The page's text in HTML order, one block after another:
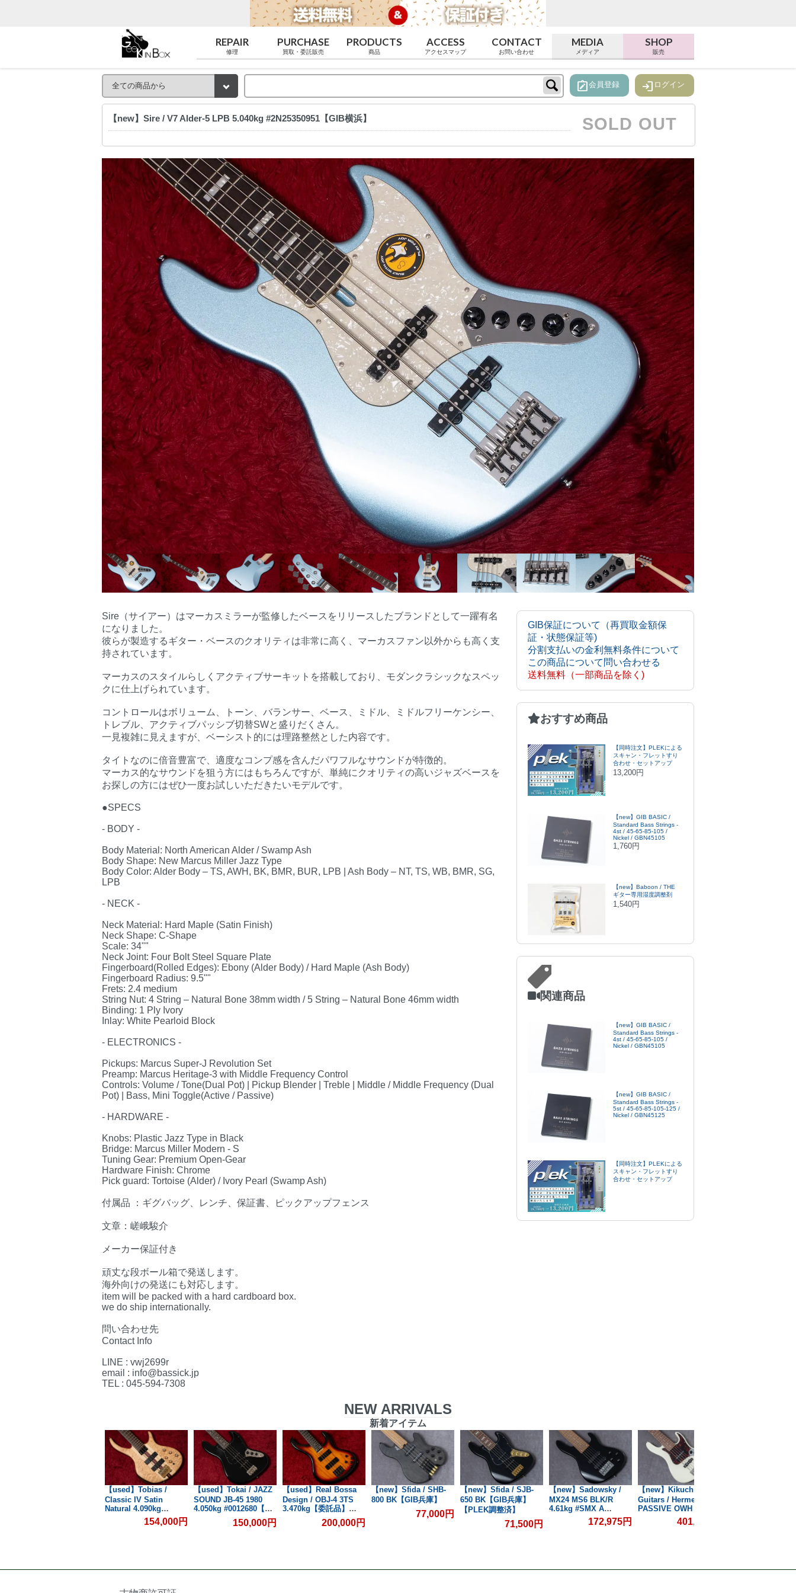
REPAIR
修理
PURCHASE
買取・委託販売
PRODUCTS
商品
ACCESS
アクセスマップ
CONTACT
お問い合わせ
MEDIA
メディア
SHOP
販売
note_alt会員登録 login ログイン
【new】Sire / V7 Alder-5 LPB 5.040kg #2N25350951【GIB横浜】 SOLD OUT
Sire（サイアー）はマーカスミラーが監修したベースをリリースしたブランドとして一躍有名
になりました。
彼らが製造するギター・ベースのクオリティは非常に高く、マーカスファン以外からも高く支
持されています。
マーカスのスタイルらしくアクティブサーキットを搭載しており、モダンクラシックなスペッ
クに仕上げられています。
コントロールはボリューム、トーン、バランサー、ベース、ミドル、ミドルフリーケンシー、
トレブル、アクティブパッシブ切替SWと盛りだくさん。
一見複雑に見えますが、ベーシスト的には理路整然とした内容です。
タイトなのに倍音豊富で、適度なコンプ感を含んだパワフルなサウンドが特徴的。
マーカス的なサウンドを狙う方にはもちろんですが、単純にクオリティの高いジャズベースを
お探しの方にはぜひ一度お試しいただきたいモデルです。
●SPECS
- BODY -
Body Material: North American Alder / Swamp Ash
Body Shape: New Marcus Miller Jazz Type
Body Color: Alder Body – TS, AWH, BK, BMR, BUR, LPB | Ash Body – NT, TS, WB, BMR, SG,
LPB
- NECK -
Neck Material: Hard Maple (Satin Finish)
Neck Shape: C-Shape
Scale: 34""
Neck Joint: Four Bolt Steel Square Plate
Fingerboard(Rolled Edges): Ebony (Alder Body) / Hard Maple (Ash Body)
Fingerboard Radius: 9.5""
Frets: 2.4 medium
String Nut: 4 String – Natural Bone 38mm width / 5 String – Natural Bone 46mm width
Binding: 1 Ply Ivory
Inlay: White Pearloid Block
- ELECTRONICS -
Pickups: Marcus Super-J Revolution Set
Preamp: Marcus Heritage-3 with Middle Frequency Control
Controls: Volume / Tone(Dual Pot) | Pickup Blender | Treble | Middle / Middle Frequency (Dual
Pot) | Bass, Mini Toggle(Active / Passive)
- HARDWARE -
Knobs: Plastic Jazz Type in Black
Bridge: Marcus Miller Modern - S
Tuning Gear: Premium Open-Gear
Hardware Finish: Chrome
Pick guard: Tortoise (Alder) / Ivory Pearl (Swamp Ash)
付属品 ：ギグバッグ、レンチ、保証書、ピックアップフェンス
文章：嵯峨駿介
メーカー保証付き
頑丈な段ボール箱で発送します。
海外向けの発送にも対応します。
item will be packed with a hard cardboard box.
we do ship internationally.
問い合わせ先
Contact Info
LINE : vwj2699r
email : info@bassick.jp
TEL : 045-594-7308
GIB保証について（再買取金額保
証・状態保証等)
分割支払いの金利無料条件について
この商品について問い合わせる
送料無料（一部商品を除く)
おすすめ商品
【同時注文】PLEKによる
スキャン・フレットすり
合わせ・セットアップ
13,200円
【new】GIB BASIC /
Standard Bass Strings -
4st / 45-65-85-105 /
Nickel / GBN45105
1,760円
【new】Baboon / THE
ギター専用湿度調整剤
1,540円
関連商品
【new】GIB BASIC /
Standard Bass Strings -
4st / 45-65-85-105 /
Nickel / GBN45105
【new】GIB BASIC /
Standard Bass Strings -
5st / 45-65-85-105-125 /
Nickel / GBN45125
【同時注文】PLEKによる
スキャン・フレットすり
合わせ・セットアップ
NEW ARRIVALS
新着アイテム
【used】Tobias /
Classic IV Satin
Natural 4.090kg
#24112350431【GIB横
154,000円
【used】Tokai / JAZZ
SOUND JB-45 1980
4.050kg #0012680【委
託品】【GIB横浜】
150,000円
【used】Real Bossa
Design / OBJ-4 3TS
3.470kg【委託品】
【GIB横浜】200,000円
【new】Sfida / SHB-
800 BK【GIB兵庫】
77,000円
【new】Sfida / SJB-
650 BK【GIB兵庫】
【PLEK調整済】
71,500円
【new】Sadowsky /
MX24 MS6 BLK/R
4.61kg #SMX A
000330-26【GIB兵庫】
172,975円
【new】Kikuchi
Guitars / Hermes RV5
PASSIVE OWH 3.9kg
#567【GIB兵庫】
【PLEK調整済】
401,500円